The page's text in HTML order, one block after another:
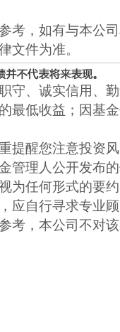
考，如有与本公
文件为准。
守、诚实信用、
最低收益；因基
提醒您注意投资
管理人公开发布
为任何形式的要
应自行寻求专业
考，本公司不对